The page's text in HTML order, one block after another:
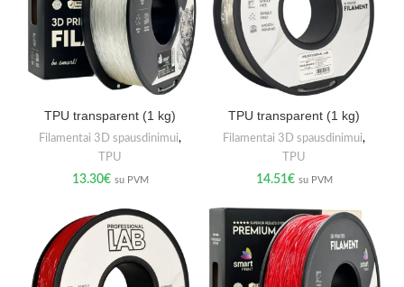
TPU transparent (1 kg)
Filamentai 3D spausdinimui,
TPU
13.30€ su PVM
TPU transparent (1 kg)
Filamentai 3D spausdinimui,
TPU
14.51€ su PVM